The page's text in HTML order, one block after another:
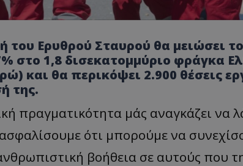
του Ερυθρού Σταυρού θα μειώσει
στο 1,8 δισεκατομμύριο φράγκα
και θα περικόψει 2.900 θέσεις
της.
πραγματικότητα μάς αναγκάζει να
ότι μπορούμε να
βοήθεια σε αυτούς που